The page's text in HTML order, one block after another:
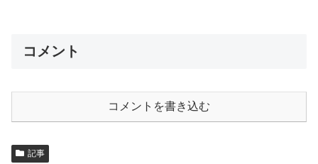
コメント
コメントを書き込む
記事